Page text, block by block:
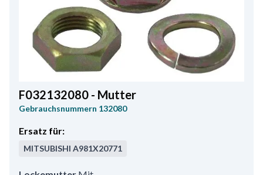
F032132080 - Mutter
Gebrauchsnummern 132080
Ersatz für:
MITSUBISHI A981X20771